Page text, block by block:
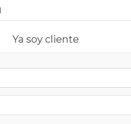
Ya soy cliente